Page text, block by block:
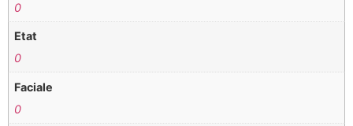
0
Etat
0
Faciale
0